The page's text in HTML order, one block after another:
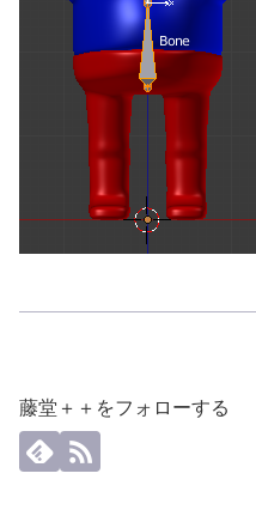
藤堂＋＋をフォローする